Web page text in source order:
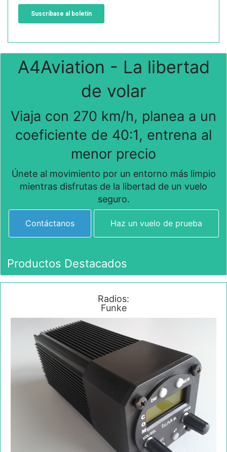
A4Aviation - La libertad
de volar
Viaja con 270 km/h, planea a un
coeficiente de 40:1, entrena al
menor precio
Únete al movimiento por un entorno más limpio
mientras disfrutas de la libertad de un vuelo
seguro.
Contáctanos Haz un vuelo de prueba
Productos Destacados
Radios:
Funke